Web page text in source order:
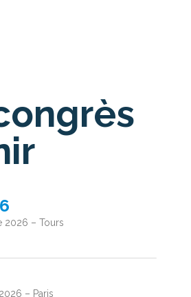
2026 – Tours
– Paris